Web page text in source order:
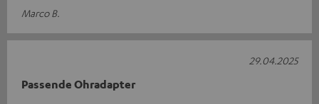
Marco B.
Passende Ohradapter
29.04.2025